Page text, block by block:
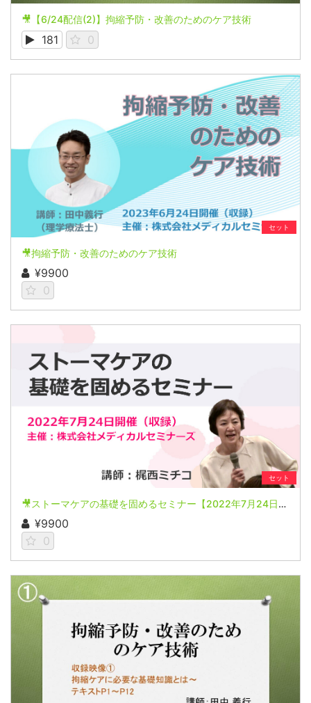
🎥【6/24配信(2)】拘縮予防・改善のためのケア技術
181 0
セット
🎥拘縮予防・改善のためのケア技術
¥9900
0
セット
🎥ストーマケアの基礎を固めるセミナー【2022年7月24日開催(収録)】
¥9900
0